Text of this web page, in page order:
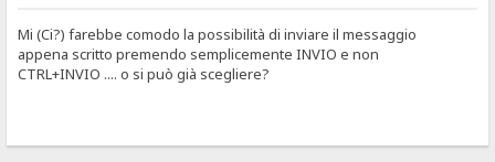
Mi (Ci?) farebbe comodo la possibilità di inviare il messaggio
appena scritto premendo semplicemente INVIO e non
CTRL+INVIO .... o si può già scegliere?